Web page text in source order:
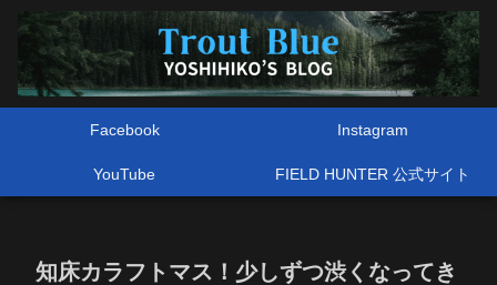
Facebook Instagram
YouTube FIELD HUNTER 公式サイト
知床カラフトマス！少しずつ渋くなってき